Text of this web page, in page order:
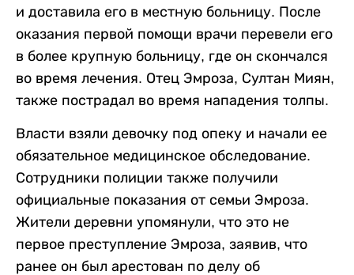
и доставила его в местную больницу. После
оказания первой помощи врачи перевели его
в более крупную больницу, где он скончался
во время лечения. Отец Эмроза, Султан Миян,
также пострадал во время нападения толпы.
Власти взяли девочку под опеку и начали ее
обязательное медицинское обследование.
Сотрудники полиции также получили
официальные показания от семьи Эмроза.
Жители деревни упомянули, что это не
первое преступление Эмроза, заявив, что
ранее он был арестован по делу об